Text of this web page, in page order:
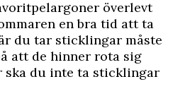
överlevt
en bra tid att ta
du tar sticklingar måste
att de hinner rota sig
ska du inte ta sticklingar